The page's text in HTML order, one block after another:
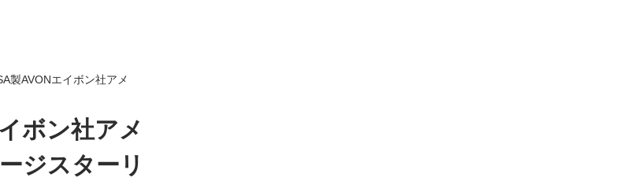
製AVONエイボン社アメ
ボン社アメ
ジスターリ